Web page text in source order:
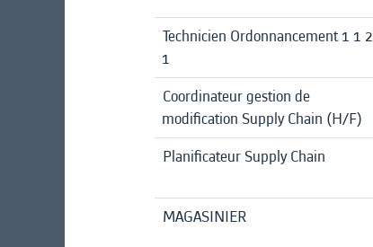
Technicien Ordonnancement 1 1 2
1
Coordinateur gestion de
modification Supply Chain (H/F)
Planificateur Supply Chain
MAGASINIER